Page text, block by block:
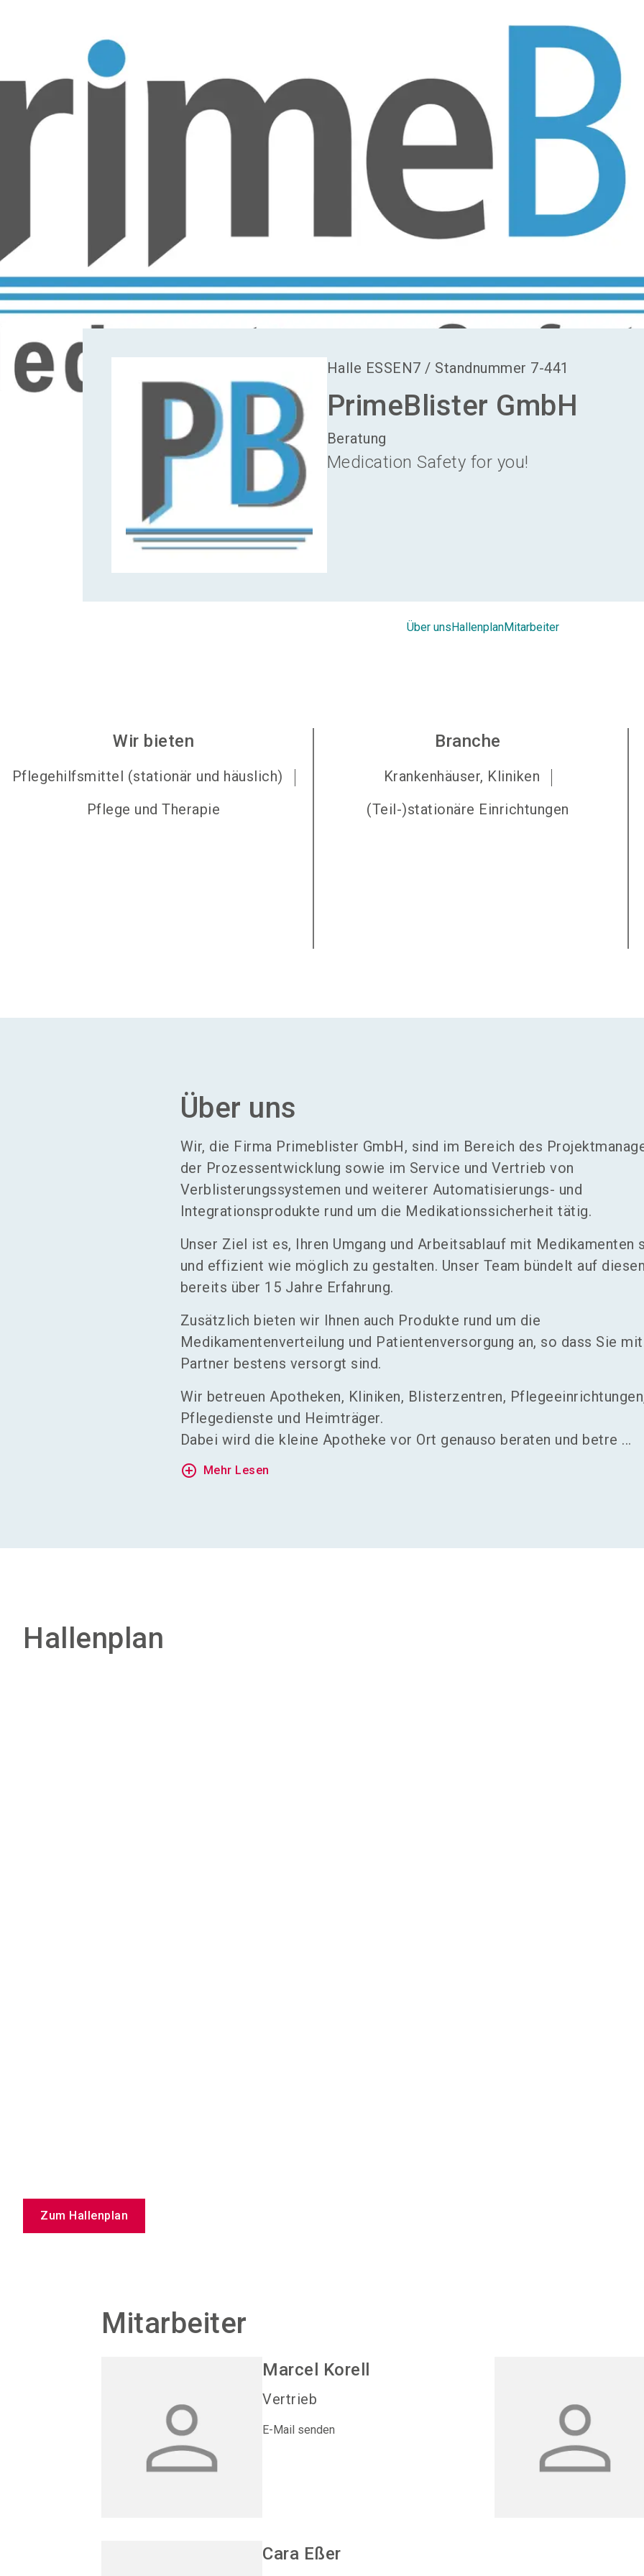
Halle ESSEN7 / Standnummer 7-441
PrimeBlister GmbH
Beratung
Medication Safety for you!
Über unsHallenplanMitarbeiter
Wir bieten
Pflegehilfsmittel (stationär und häuslich)
Pflege und Therapie
Branche
Krankenhäuser, Kliniken
(Teil-)stationäre Einrichtungen
Über uns
Wir, die Firma Primeblister GmbH, sind im Bereich des
der Prozessentwicklung sowie im Service und Vertrieb von
Verblisterungssystemen und weiterer Automatisierungs- und
Integrationsprodukte rund um die Medikationssicherheit tätig.
Unser Ziel ist es, Ihren Umgang und Arbeitsablauf mit Medikamenten
und effizient wie möglich zu gestalten. Unser Team bündelt auf
bereits über 15 Jahre Erfahrung.
Zusätzlich bieten wir Ihnen auch Produkte rund um die
Medikamentenverteilung und Patientenversorgung an, so dass Sie
Partner bestens versorgt sind.
Wir betreuen Apotheken, Kliniken, Blisterzentren,
Pflegedienste und Heimträger.
Dabei wird die kleine Apotheke vor Ort genauso beraten und betre ...
add_circle_outline Mehr Lesen
Hallenplan
Zum Hallenplan
Mitarbeiter
Marcel Korell
Vertrieb
E-Mail senden
Cara Eßer